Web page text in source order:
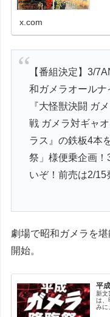
x.com
【番組決定】3/
和ガメラオールナ
『大怪獣決闘 ガ
戦 ガメラ対ギャ
ラス』の鉄板4本
祭」様便乗企画
いぞ！前売は2/15
劇場で昭和ガメラを
開始。
平
新文
は、
みに